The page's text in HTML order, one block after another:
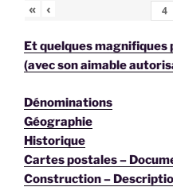
«
‹
Et quelques magnifiques
(avec son aimable
Dénominations
Géographie
Historique
Cartes postales –
Construction –